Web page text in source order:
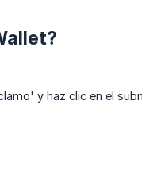
y haz clic en el